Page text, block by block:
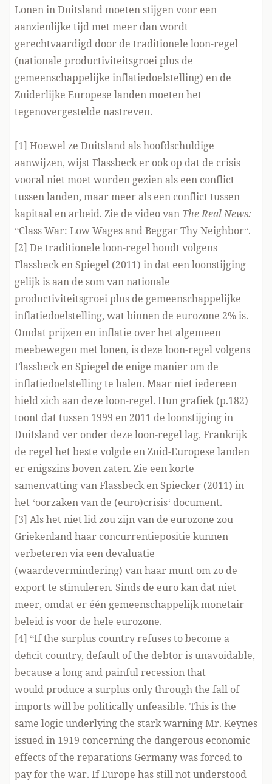
Lonen in Duitsland moeten stijgen voor een
aanzienlijke tijd met meer dan wordt
gerechtvaardigd door de traditionele loon-regel
(nationale productiviteitsgroei plus de
gemeenschappelijke inflatiedoelstelling) en de
Zuiderlijke Europese landen moeten het
tegenovergestelde nastreven.
[1] Hoewel ze Duitsland als hoofdschuldige
aanwijzen, wijst Flassbeck er ook op dat de crisis
vooral niet moet worden gezien als een conflict
tussen landen, maar meer als een conflict tussen
kapitaal en arbeid. Zie de video van The Real News:
“Class War: Low Wages and Beggar Thy Neighbor“.
[2] De traditionele loon-regel houdt volgens
Flassbeck en Spiegel (2011) in dat een loonstijging
gelijk is aan de som van nationale
productiviteitsgroei plus de gemeenschappelijke
inflatiedoelstelling, wat binnen de eurozone 2% is.
Omdat prijzen en inflatie over het algemeen
meebewegen met lonen, is deze loon-regel volgens
Flassbeck en Spiegel de enige manier om de
inflatiedoelstelling te halen. Maar niet iedereen
hield zich aan deze loon-regel. Hun grafiek (p.182)
toont dat tussen 1999 en 2011 de loonstijging in
Duitsland ver onder deze loon-regel lag, Frankrijk
de regel het beste volgde en Zuid-Europese landen
er enigszins boven zaten. Zie een korte
samenvatting van Flassbeck en Spiecker (2011) in
het ‘oorzaken van de (euro)crisis‘ document.
[3] Als het niet lid zou zijn van de eurozone zou
Griekenland haar concurrentiepositie kunnen
verbeteren via een devaluatie
(waardevermindering) van haar munt om zo de
export te stimuleren. Sinds de euro kan dat niet
meer, omdat er één gemeenschappelijk monetair
beleid is voor de hele eurozone.
[4] “If the surplus country refuses to become a
deﬁcit country, default of the debtor is unavoidable,
because a long and painful recession that
would produce a surplus only through the fall of
imports will be politically unfeasible. This is the
same logic underlying the stark warning Mr. Keynes
issued in 1919 concerning the dangerous economic
effects of the reparations Germany was forced to
pay for the war. If Europe has still not understood